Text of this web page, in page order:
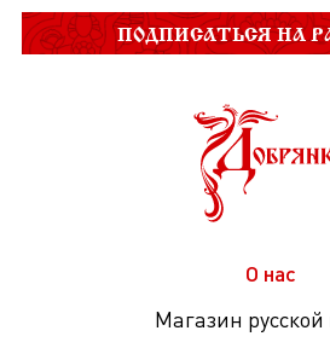
ПОДПИСАТЬСЯ НА
О нас
Магазин русской